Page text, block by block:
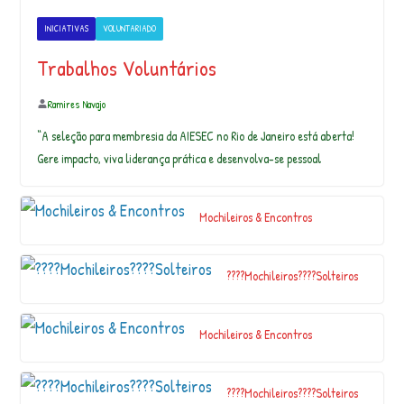
n
r
INICIATIVAS VOLUNTARIADO
Trabalhos Voluntários
Ramires Navajo
“A seleção para membresia da AIESEC no Rio de Janeiro está aberta!
Gere impacto, viva liderança prática e desenvolva-se pessoal
Mochileiros & Encontros
????Mochileiros????Solteiros
Mochileiros & Encontros
????Mochileiros????Solteiros